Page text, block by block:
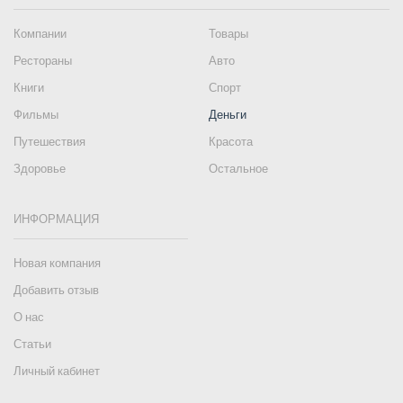
Компании
Товары
Рестораны
Авто
Книги
Спорт
Фильмы
Деньги
Путешествия
Красота
Здоровье
Остальное
ИНФОРМАЦИЯ
Новая компания
Добавить отзыв
О нас
Статьи
Личный кабинет